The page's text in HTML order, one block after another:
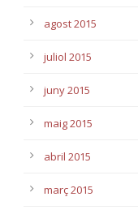
agost 2015
juliol 2015
juny 2015
maig 2015
abril 2015
març 2015